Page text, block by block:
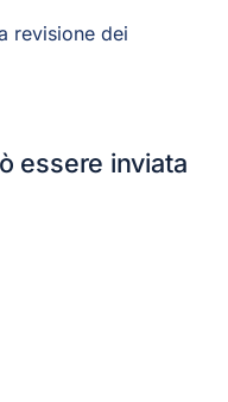
revisione dei
essere inviata